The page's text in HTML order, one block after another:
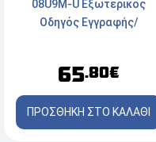
08U9M-U Εξωτερικός
Οδηγός Εγγραφής/
65.80€
ΠΡΟΣΘΗΚΗ ΣΤΟ ΚΑΛΑΘΙ